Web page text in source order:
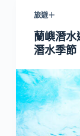
旅遊＋
蘭嶼潛
潛水季節